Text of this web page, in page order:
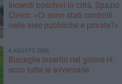
Incendi boschivi in città, Spazio
Civico: «Ci sono stati controlli
nelle aree pubbliche e private?»
6 AGOSTO 2026
Bisceglie inserito nel girone H:
ecco tutte le avversarie